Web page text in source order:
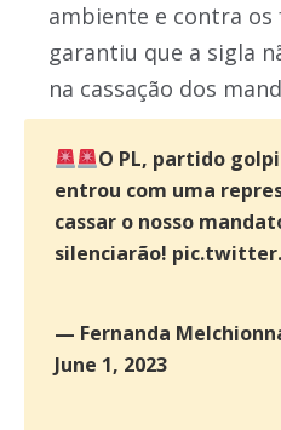
ambiente e contra os
garantiu que a sigla
na cassação dos
O PL, partido
entrou com uma
cassar o nosso
silenciarão!
— Fernanda
June 1, 2023